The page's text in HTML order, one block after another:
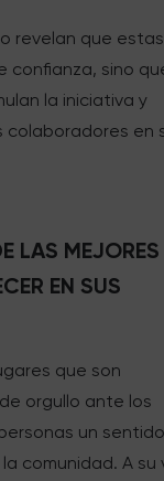
revelan que estas
confianza, sino
la iniciativa y
en
LAS MEJORES
EN SUS
que son
orgullo ante los
un
comunidad. A su